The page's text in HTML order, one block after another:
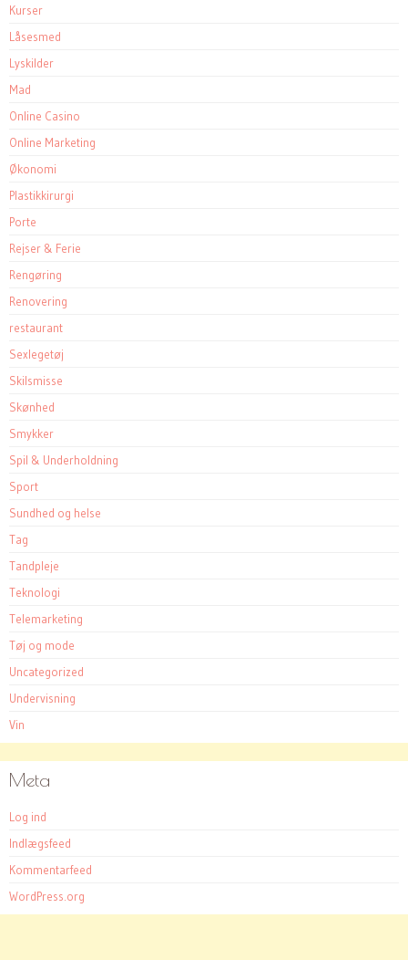
Kurser
Låsesmed
Lyskilder
Mad
Online Casino
Online Marketing
Økonomi
Plastikkirurgi
Porte
Rejser & Ferie
Rengøring
Renovering
restaurant
Sexlegetøj
Skilsmisse
Skønhed
Smykker
Spil & Underholdning
Sport
Sundhed og helse
Tag
Tandpleje
Teknologi
Telemarketing
Tøj og mode
Uncategorized
Undervisning
Vin
Meta
Log ind
Indlægsfeed
Kommentarfeed
WordPress.org